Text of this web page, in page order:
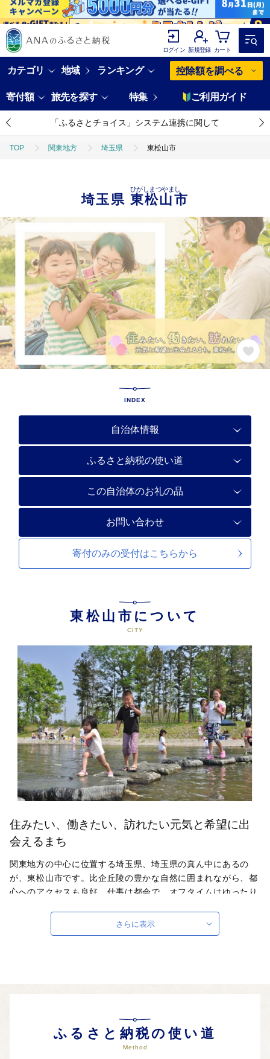
ログイン 新規登録 カート
カテゴリ 地域 ランキング 控除額を調べる
寄付額 旅先を探す 特集 ご利用ガイド
「ふるさとチョイス」システム連携に関して
TOP 関東地方 埼玉県 東松山市
埼玉県 東松山市
ひがしまつやまし
INDEX
自治体情報
ふるさと納税の使い道
この自治体のお礼の品
お問い合わせ
寄付のみの受付はこちらから
東松山市について
住みたい、働きたい、訪れたい元気と希望に出
会えるまち
関東地方の中心に位置する埼玉県、埼玉県の真ん中にあるの
が、東松山市です。比企丘陵の豊かな自然に囲まれながら、都
心へのアクセスも良好。仕事は都会で、オフタイムはゆったり
て、移り住む人たちも増えています。東武東上線池袋駅から東
松山駅まで最短で44分！関越自動車道練馬ICから東松山ICまで
さらに表示
ふるさと納税の使い道
Method